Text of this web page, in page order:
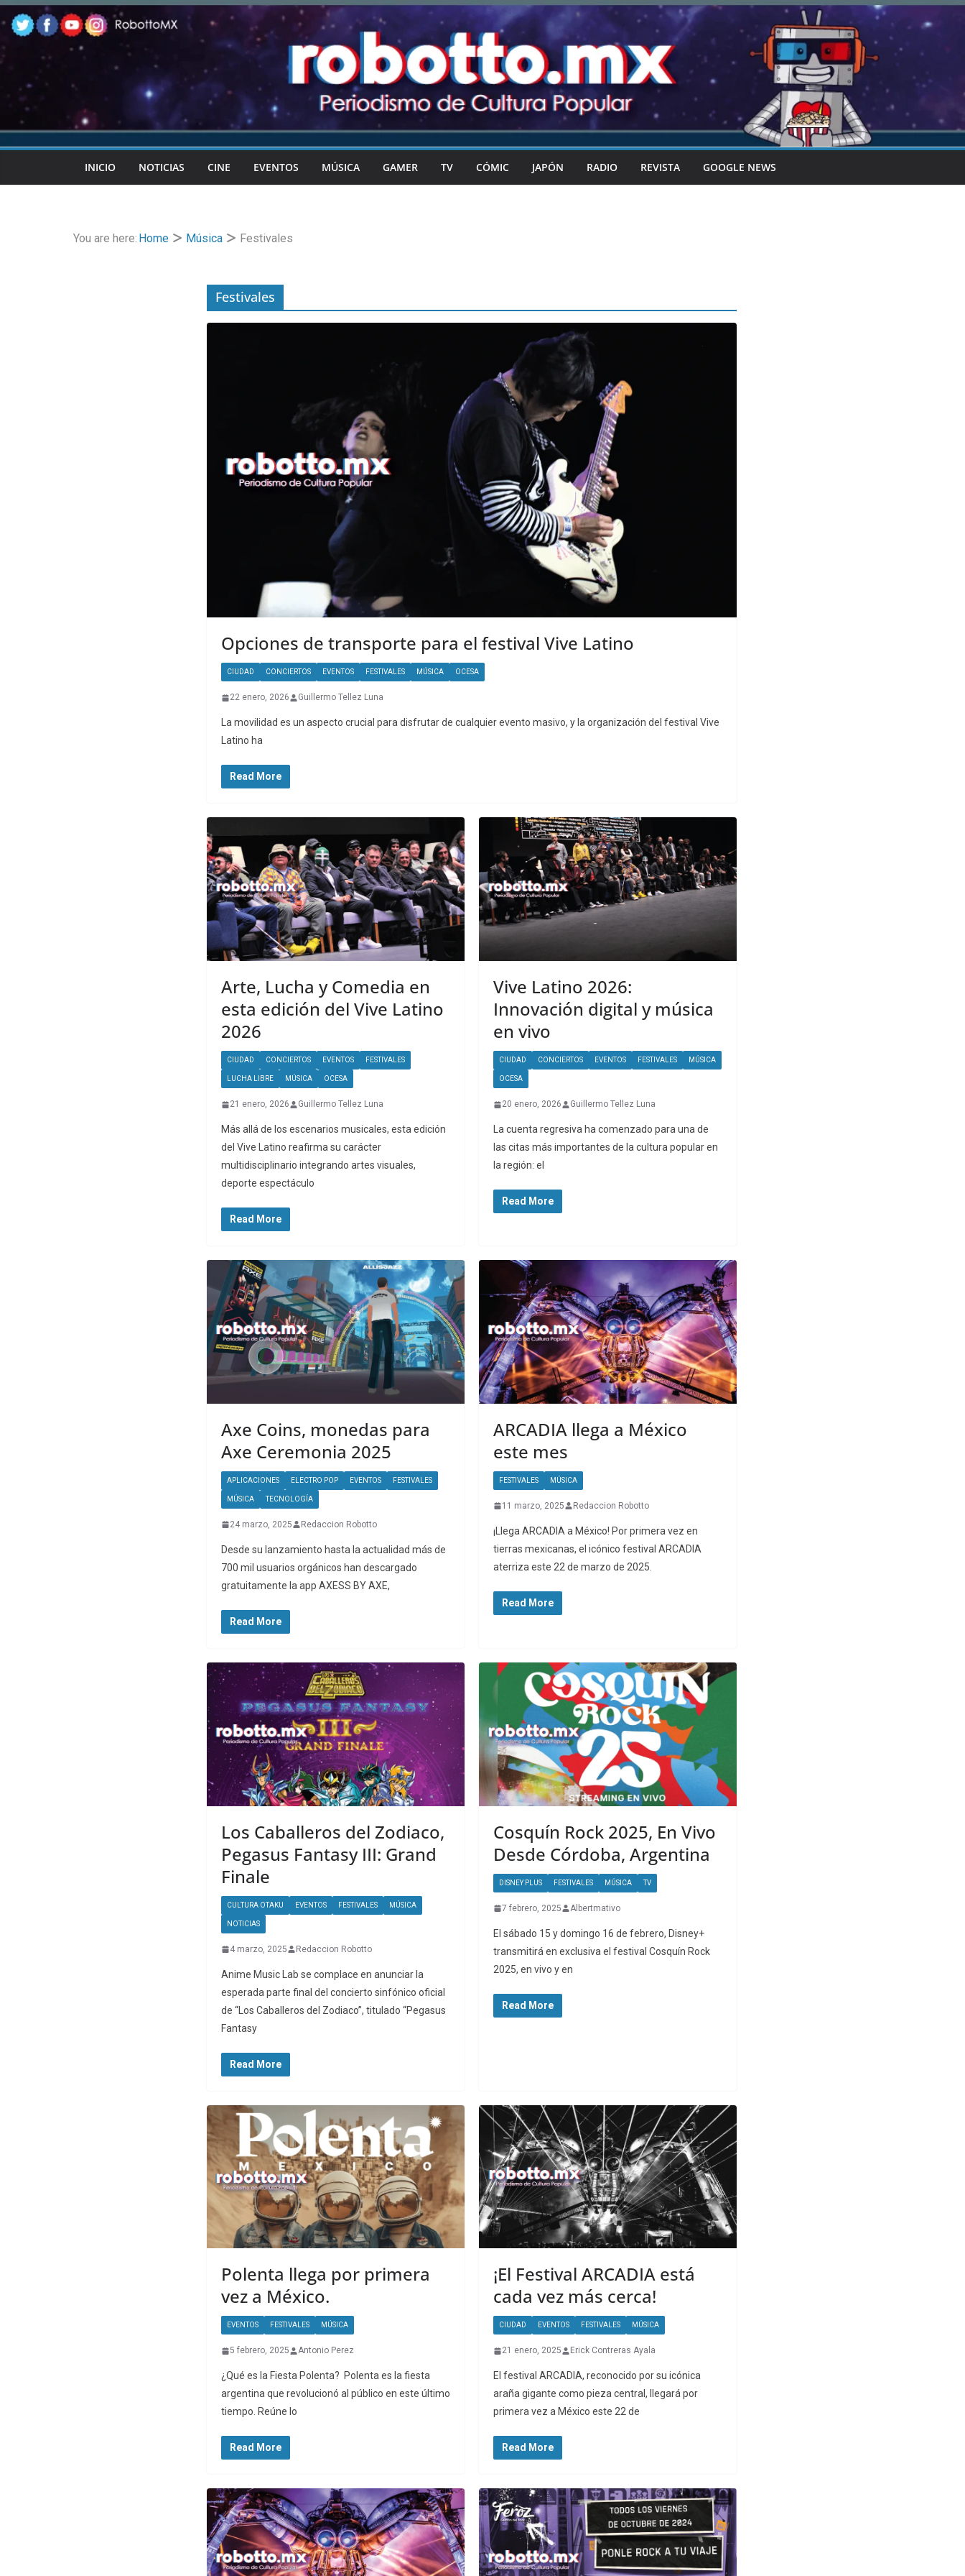
Skip
to
content
INICIO NOTICIAS CINE EVENTOS MÚSICA GAMER TV CÓMIC JAPÓN RADIO REVISTA GOOGLE NEWS
You are here: Home Música Festivales
Festivales
Opciones de transporte para el festival Vive Latino
CIUDAD CONCIERTOS EVENTOS FESTIVALES MÚSICA OCESA
22 enero, 2026 Guillermo Tellez Luna
La movilidad es un aspecto crucial para disfrutar de cualquier evento masivo, y la organización del festival Vive
Latino ha
Read More
Arte, Lucha y Comedia en
esta edición del Vive Latino
2026
CIUDAD CONCIERTOS EVENTOS FESTIVALES
LUCHA LIBRE MÚSICA OCESA
21 enero, 2026 Guillermo Tellez Luna
Más allá de los escenarios musicales, esta edición
del Vive Latino reafirma su carácter
multidisciplinario integrando artes visuales,
deporte espectáculo
Read More
Vive Latino 2026:
Innovación digital y música
en vivo
CIUDAD CONCIERTOS EVENTOS FESTIVALES MÚSICA
OCESA
20 enero, 2026 Guillermo Tellez Luna
La cuenta regresiva ha comenzado para una de
las citas más importantes de la cultura popular en
la región: el
Read More
Axe Coins, monedas para
Axe Ceremonia 2025
APLICACIONES ELECTRO POP EVENTOS FESTIVALES
MÚSICA TECNOLOGÍA
24 marzo, 2025 Redaccion Robotto
Desde su lanzamiento hasta la actualidad más de
700 mil usuarios orgánicos han descargado
gratuitamente la app AXESS BY AXE,
Read More
ARCADIA llega a México
este mes
FESTIVALES MÚSICA
11 marzo, 2025 Redaccion Robotto
¡Llega ARCADIA a México! Por primera vez en
tierras mexicanas, el icónico festival ARCADIA
aterriza este 22 de marzo de 2025.
Read More
Los Caballeros del Zodiaco,
Pegasus Fantasy III: Grand
Finale
CULTURA OTAKU EVENTOS FESTIVALES MÚSICA
NOTICIAS
4 marzo, 2025 Redaccion Robotto
Anime Music Lab se complace en anunciar la
esperada parte final del concierto sinfónico oficial
de “Los Caballeros del Zodiaco”, titulado “Pegasus
Fantasy
Read More
Cosquín Rock 2025, En Vivo
Desde Córdoba, Argentina
DISNEY PLUS FESTIVALES MÚSICA TV
7 febrero, 2025 Albertmativo
El sábado 15 y domingo 16 de febrero, Disney+
transmitirá en exclusiva el festival Cosquín Rock
2025, en vivo y en
Read More
Polenta llega por primera
vez a México.
EVENTOS FESTIVALES MÚSICA
5 febrero, 2025 Antonio Perez
¿Qué es la Fiesta Polenta? Polenta es la fiesta
argentina que revolucionó al público en este último
tiempo. Reúne lo
Read More
¡El Festival ARCADIA está
cada vez más cerca!
CIUDAD EVENTOS FESTIVALES MÚSICA
21 enero, 2025 Erick Contreras Ayala
El festival ARCADIA, reconocido por su icónica
araña gigante como pieza central, llegará por
primera vez a México este 22 de
Read More